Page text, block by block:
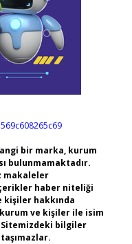
bir marka, kurum
bulunmamaktadır.
makaleler
haber niteliği
kişiler hakkında
ve kişiler ile isim
bilgiler